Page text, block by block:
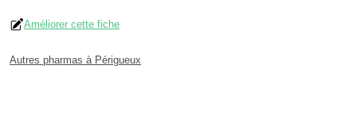
Améliorer cette fiche
Autres pharmas à Périgueux